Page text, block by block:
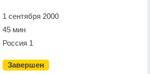
1 сентября 2000
45 мин
Россия 1
Завершен